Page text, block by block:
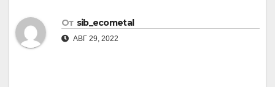
От sib_ecometal
АВГ 29, 2022